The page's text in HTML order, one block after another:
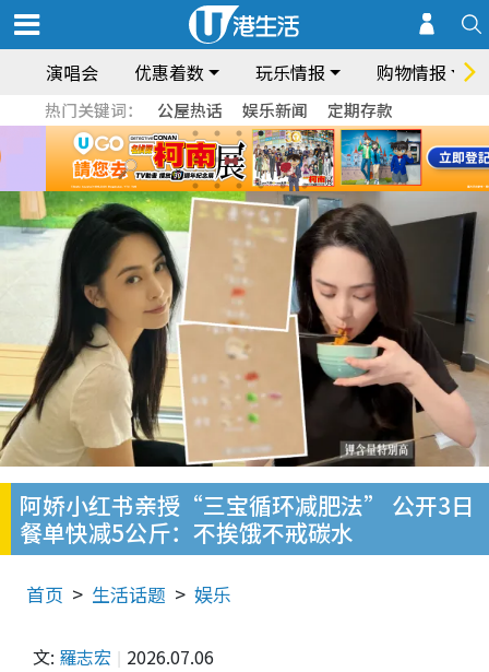
演唱会 优惠着数 玩乐情报 购物情报
热门关键词： 公屋热话 娱乐新闻 定期存款
阿娇小红书亲授“三宝循环减肥法” 公开3日
餐单快减5公斤：不挨饿不戒碳水
首页 生活话题 娱乐
文: 羅志宏 2026.07.06